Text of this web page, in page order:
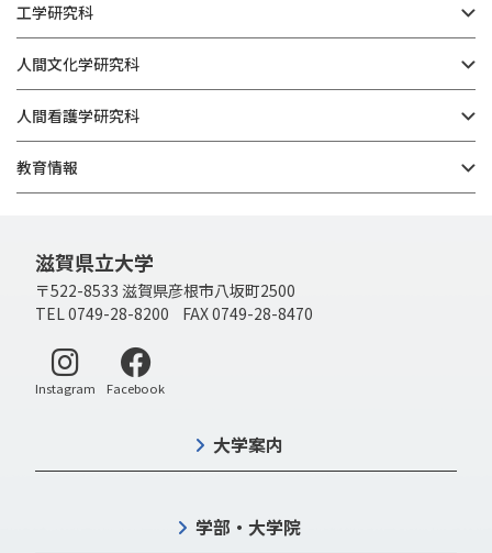
工学研究科
人間文化学研究科
人間看護学研究科
教育情報
滋賀県立大学
〒522-8533 滋賀県彦根市八坂町2500
TEL 0749-28-8200 FAX 0749-28-8470
Instagram 別ウィンドウで開く
Facebook別ウィンドウで開く
大学案内
学部・大学院